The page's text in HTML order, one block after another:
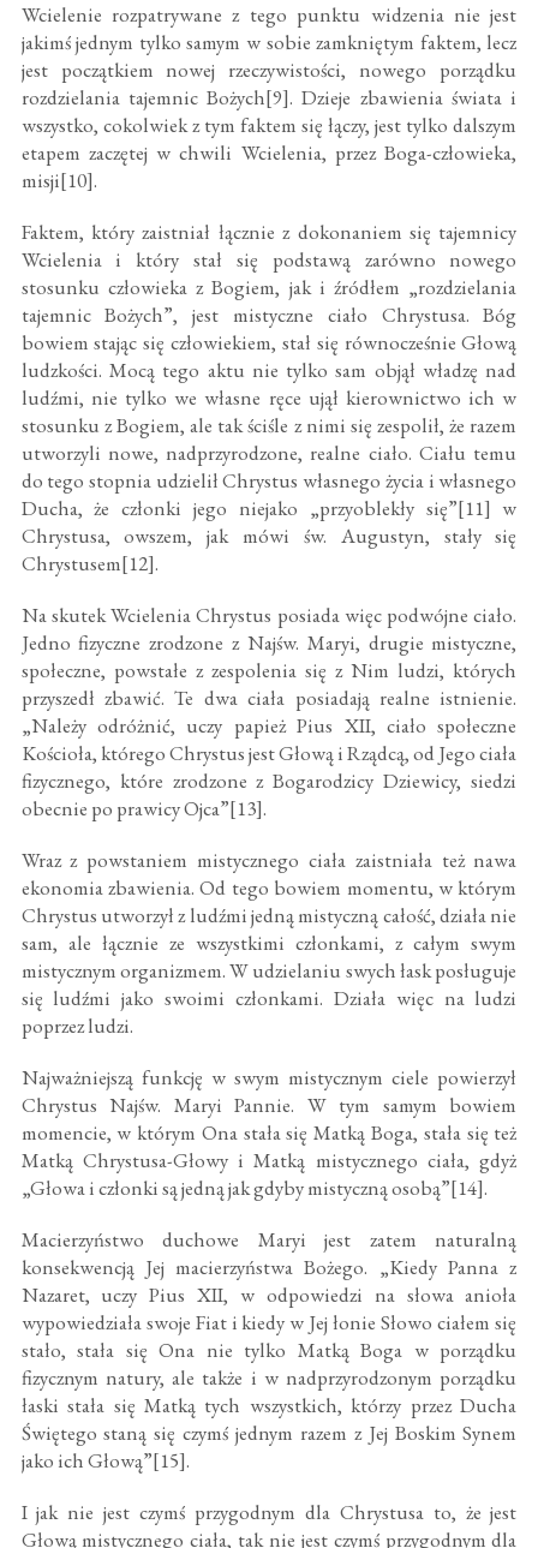
Wcielenie rozpatrywane z tego punktu widzenia nie jest
jakimś jednym tylko samym w sobie zamkniętym faktem, lecz
jest początkiem nowej rzeczywistości, nowego porządku
rozdzielania tajemnic Bożych[9]. Dzieje zbawienia świata i
wszystko, cokolwiek z tym faktem się łączy, jest tylko dalszym
etapem zaczętej w chwili Wcielenia, przez Boga-człowieka,
misji[10].
Faktem, który zaistniał łącznie z dokonaniem się tajemnicy
Wcielenia i który stał się podstawą zarówno nowego
stosunku człowieka z Bogiem, jak i źródłem „rozdzielania
tajemnic Bożych”, jest mistyczne ciało Chrystusa. Bóg
bowiem stając się człowiekiem, stał się równocześnie Głową
ludzkości. Mocą tego aktu nie tylko sam objął władzę nad
ludźmi, nie tylko we własne ręce ujął kierownictwo ich w
stosunku z Bogiem, ale tak ściśle z nimi się zespolił, że razem
utworzyli nowe, nadprzyrodzone, realne ciało. Ciału temu
do tego stopnia udzielił Chrystus własnego życia i własnego
Ducha, że członki jego niejako „przyoblekły się”[11] w
Chrystusa, owszem, jak mówi św. Augustyn, stały się
Chrystusem[12].
Na skutek Wcielenia Chrystus posiada więc podwójne ciało.
Jedno fizyczne zrodzone z Najśw. Maryi, drugie mistyczne,
społeczne, powstałe z zespolenia się z Nim ludzi, których
przyszedł zbawić. Te dwa ciała posiadają realne istnienie.
„Należy odróżnić, uczy papież Pius XII, ciało społeczne
Kościoła, którego Chrystus jest Głową i Rządcą, od Jego ciała
fizycznego, które zrodzone z Bogarodzicy Dziewicy, siedzi
obecnie po prawicy Ojca”[13].
Wraz z powstaniem mistycznego ciała zaistniała też nawa
ekonomia zbawienia. Od tego bowiem momentu, w którym
Chrystus utworzył z ludźmi jedną mistyczną całość, działa nie
sam, ale łącznie ze wszystkimi członkami, z całym swym
mistycznym organizmem. W udzielaniu swych łask posługuje
się ludźmi jako swoimi członkami. Działa więc na ludzi
poprzez ludzi.
Najważniejszą funkcję w swym mistycznym ciele powierzył
Chrystus Najśw. Maryi Pannie. W tym samym bowiem
momencie, w którym Ona stała się Matką Boga, stała się też
Matką Chrystusa-Głowy i Matką mistycznego ciała, gdyż
„Głowa i członki są jedną jak gdyby mistyczną osobą”[14].
Macierzyństwo duchowe Maryi jest zatem naturalną
konsekwencją Jej macierzyństwa Bożego. „Kiedy Panna z
Nazaret, uczy Pius XII, w odpowiedzi na słowa anioła
wypowiedziała swoje Fiat i kiedy w Jej łonie Słowo ciałem się
stało, stała się Ona nie tylko Matką Boga w porządku
fizycznym natury, ale także i w nadprzyrodzonym porządku
łaski stała się Matką tych wszystkich, którzy przez Ducha
Świętego staną się czymś jednym razem z Jej Boskim Synem
jako ich Głową”[15].
I jak nie jest czymś przygodnym dla Chrystusa to, że jest
Głową mistycznego ciała, tak nie jest czymś przygodnym dla